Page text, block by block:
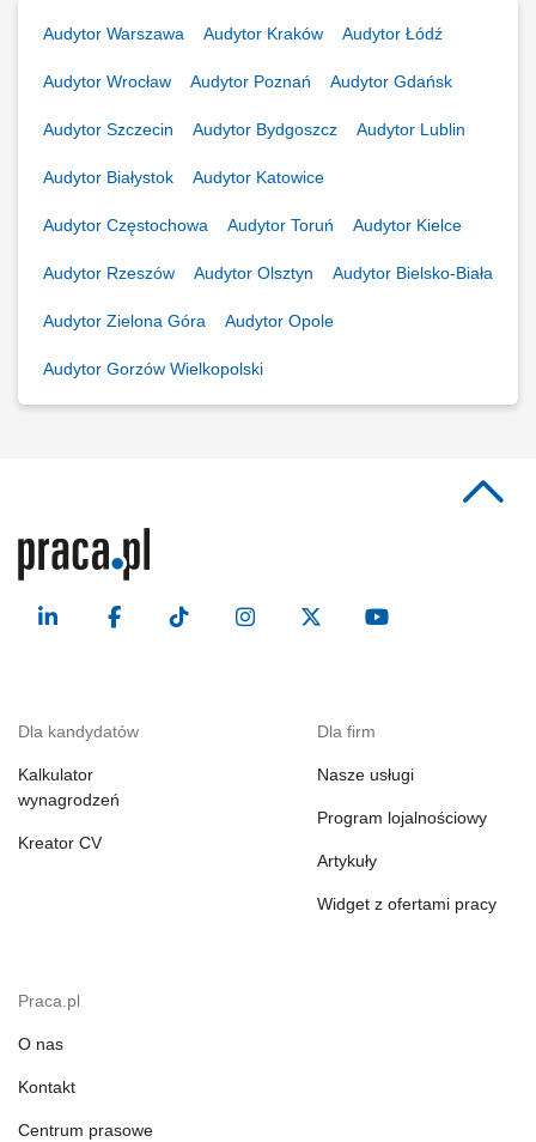
Audytor Warszawa Audytor Kraków Audytor Łódź
Audytor Wrocław Audytor Poznań Audytor Gdańsk
Audytor Szczecin Audytor Bydgoszcz Audytor Lublin
Audytor Białystok Audytor Katowice
Audytor Częstochowa Audytor Toruń Audytor Kielce
Audytor Rzeszów Audytor Olsztyn Audytor Bielsko-Biała
Audytor Zielona Góra Audytor Opole
Audytor Gorzów Wielkopolski
Dla kandydatów
Kalkulator
wynagrodzeń
Kreator CV
Dla firm
Nasze usługi
Program lojalnościowy
Artykuły
Widget z ofertami pracy
Praca.pl
O nas
Kontakt
Centrum prasowe